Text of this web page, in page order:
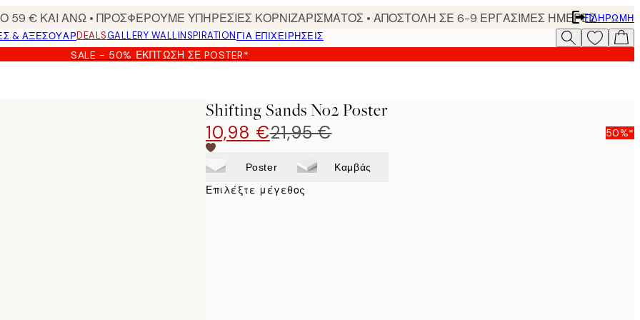
€ ΚΑΙ ΑΝΩ • ΠΡΟΣΦΕΡΟΥΜΕ ΥΠΗΡΕΣΙΕΣ ΚΟΡΝΙΖΑΡΙΣΜΑΤΟΣ • ΑΠΟΣΤΟΛΗ ΣΕ 6-9 ΕΡΓΑΣΙΜΕΣ ΗΜΕΡΕΣΠΛΗΡΩΜΉ
& ΑΞΕΣΟΥΆΡDEALSGALLERY WALLINSPIRATIONΓΙΑ ΕΠΙΧΕΙΡΗΣΕΙΣ
SALE - 50% ΈΚΠΤΩΣΗ ΣΕ POSTER*
Shifting Sands No2 Poster
10,98 €21,95 € 50%*
Poster Καμβάς
Επιλέξτε μέγεθος